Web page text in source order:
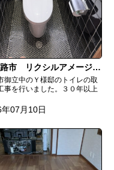
市 リクシルアメージュシャワートイレ
御立中のＹ様邸のトイレの取
事を行いました。３０年以上
07月10日